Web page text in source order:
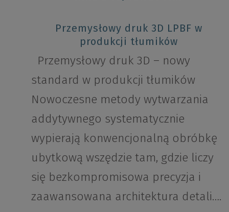
Przemysłowy druk 3D LPBF w
produkcji tłumików
Przemysłowy druk 3D – nowy
standard w produkcji tłumików
Nowoczesne metody wytwarzania
addytywnego systematycznie
wypierają konwencjonalną obróbkę
ubytkową wszędzie tam, gdzie liczy
się bezkompromisowa precyzja i
zaawansowana architektura detali….